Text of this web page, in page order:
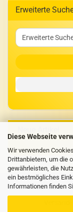
Diese Webseite
Wir verwenden
Drittanbietern, um die
gewährleisten, die
ein bestmögliches
Informationen finden
Erweiterte
Erweiterte
Suche
Impressum